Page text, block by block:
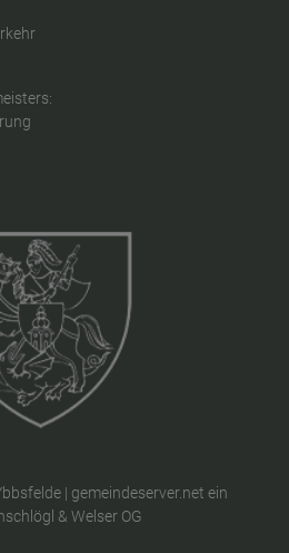
| gemeindeserver.net ein
& Welser OG